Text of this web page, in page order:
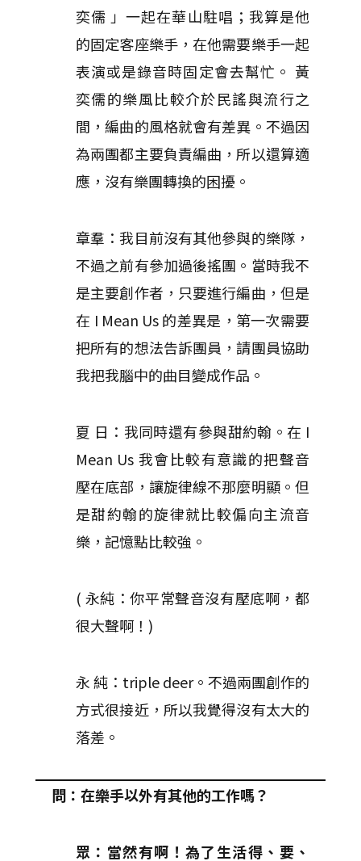
奕儒 」一起在華山駐唱；我算是他
的固定客座樂手，在他需要樂手一起
表演或是錄音時固定會去幫忙。 黃
奕儒的樂風比較介於民謠與流行之
間，編曲的風格就會有差異。不過因
為兩團都主要負責編曲，所以還算適
應，沒有樂團轉換的困擾。
章羣：我目前沒有其他參與的樂隊，
不過之前有參加過後搖團。當時我不
是主要創作者，只要進行編曲，但是
在 I Mean Us 的差異是，第一次需要
把所有的想法告訴團員，請團員協助
我把我腦中的曲目變成作品。
夏 日：我同時還有參與甜約翰。在 I
Mean Us 我會比較有意識的把聲音
壓在底部，讓旋律線不那麼明顯。但
是甜約翰的旋律就比較偏向主流音
樂，記憶點比較強。
( 永純：你平常聲音沒有壓底啊，都
很大聲啊！)
永 純：triple deer。不過兩團創作的
方式很接近，所以我覺得沒有太大的
落差。
問：在樂手以外有其他的工作嗎？
眾：當然有啊！為了生活得、要、